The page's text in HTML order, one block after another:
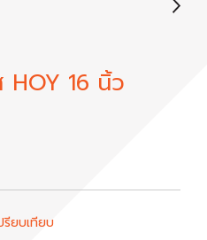
HOY 16 นิ้ว
รียบเทียบ